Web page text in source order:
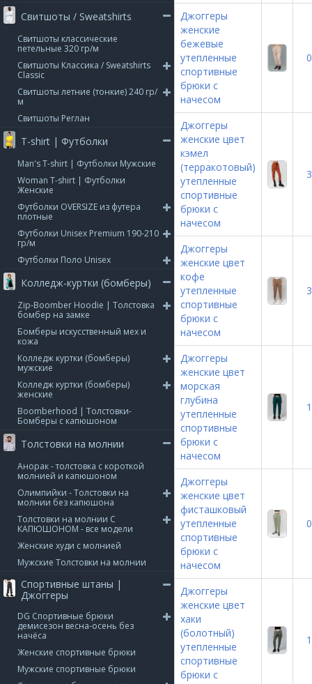
Свитшоты / Sweatshirts
Свитшоты классические
петельные 320 гр/м
Свитшоты Классика / Sweatshirts
Classic
Свитшоты летние (тонкие) 240 гр/
м
Свитшоты Реглан
T-shirt | Футболки
Man's T-shirt | Футболки Мужские
Woman T-shirt | Футболки
Женские
Футболки OVERSIZE из футера
плотные
Футболки Unisex Premium 190-210
гр/м
Футболки Поло Unisex
Колледж-куртки (бомберы)
Zip-Boomber Hoodie | Толстовка
бомбер на замке
Бомберы искусственный мех и
кожа
Колледж куртки (бомберы)
мужские
Колледж куртки (бомберы)
женские
Boomberhood | Толстовки-
Бомберы с капюшоном
Толстовки на молнии
Анорак - толстовка с короткой
молнией и капюшоном
Олимпийки - Толстовки на
молнии без капюшона
Толстовки на молнии С
КАПЮШОНОМ - все модели
Женские худи с молнией
Мужские Толстовки на молнии
Спортивные штаны |
Джоггеры
DG Спортивные брюки
демисезон весна-осень без
начёса
Женские спортивные брюки
Мужские спортивные брюки
Джоггеры
женские
бежевые
утепленные
спортивные
брюки с
начесом
0
Джоггеры
женские цвет
кэмел
(терракотовый)
утепленные
спортивные
брюки с
начесом
3
Джоггеры
женские цвет
кофе
утепленные
спортивные
брюки с
начесом
3
Джоггеры
женские цвет
морская
глубина
утепленные
спортивные
брюки с
начесом
1
Джоггеры
женские цвет
фисташковый
утепленные
спортивные
брюки с
начесом
0
Джоггеры
женские цвет
хаки
(болотный)
утепленные
спортивные
брюки с
1